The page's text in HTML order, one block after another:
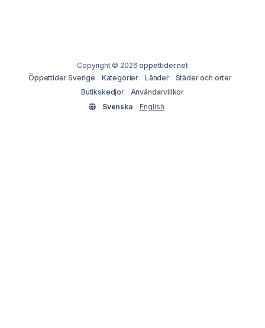
Copyright © 2026oppettider.net
Öppettider Sverige
Kategorier Länder
Städer och orter
Butikskedjor
Användarvillkor
Svenska
English